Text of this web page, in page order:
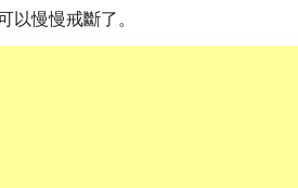
以慢慢戒斷了。